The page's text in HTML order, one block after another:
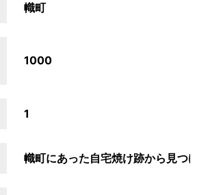
幟町
1000
1
幟町にあった自宅焼け跡から見つ